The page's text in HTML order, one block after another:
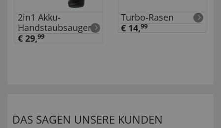
2in1 Akku-
Handstaubsauger
€ 29,99
Turbo-Rasen
€ 14,99
DAS SAGEN UNSERE KUNDEN